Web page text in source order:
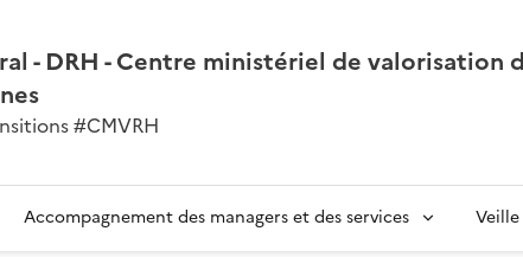
- DRH - Centre ministériel de valorisation
#CMVRH
Accompagnement des managers et des services